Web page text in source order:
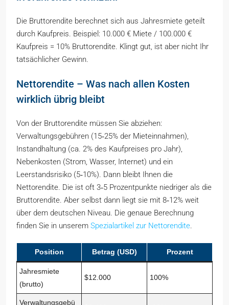
Die Bruttorendite berechnet sich aus Jahresmiete geteilt
durch Kaufpreis. Beispiel: 10.000 € Miete / 100.000 €
Kaufpreis = 10% Bruttorendite. Klingt gut, ist aber nicht Ihr
tatsächlicher Gewinn.
Nettorendite – Was nach allen Kosten
wirklich übrig bleibt
Von der Bruttorendite müssen Sie abziehen:
Verwaltungsgebühren (15‑25% der Mieteinnahmen),
Instandhaltung (ca. 2% des Kaufpreises pro Jahr),
Nebenkosten (Strom, Wasser, Internet) und ein
Leerstandsrisiko (5‑10%). Dann bleibt Ihnen die
Nettorendite. Die ist oft 3‑5 Prozentpunkte niedriger als die
Bruttorendite. Aber selbst dann liegt sie mit 8‑12% weit
über dem deutschen Niveau. Die genaue Berechnung
finden Sie in unserem Spezialartikel zur Nettorendite
Position Betrag (USD) Prozent
Jahresmiete
(brutto)
$12.000 100%
Verwaltungsgebü